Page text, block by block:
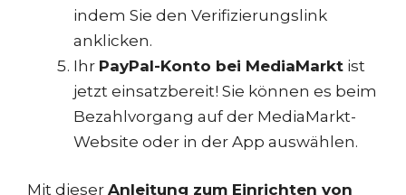
indem Sie den Verifizierungslink
anklicken.
Ihr PayPal-Konto bei MediaMarkt ist
jetzt einsatzbereit! Sie können es beim
Bezahlvorgang auf der MediaMarkt-
Website oder in der App auswählen.
Mit dieser Anleitung zum Einrichten von